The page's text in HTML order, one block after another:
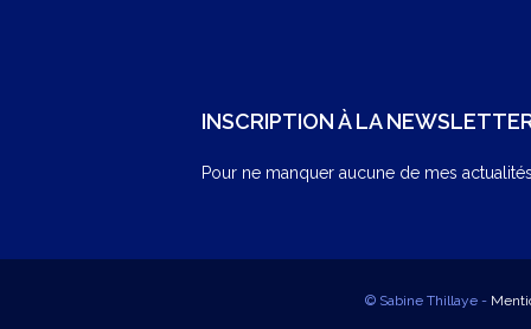
INSCRIPTION À LA
Pour ne manquer aucune de mes
© Sabine Thillaye -